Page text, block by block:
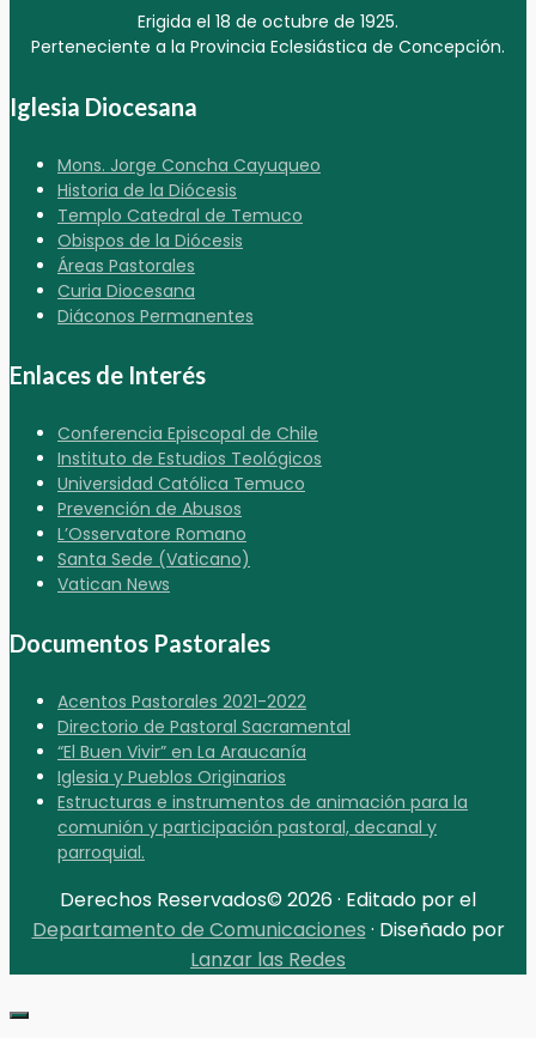
Erigida el 18 de octubre de 1925.
Perteneciente a la Provincia Eclesiástica de Concepción.
Iglesia Diocesana
Mons. Jorge Concha Cayuqueo
Historia de la Diócesis
Templo Catedral de Temuco
Obispos de la Diócesis
Áreas Pastorales
Curia Diocesana
Diáconos Permanentes
Enlaces de Interés
Conferencia Episcopal de Chile
Instituto de Estudios Teológicos
Universidad Católica Temuco
Prevención de Abusos
L’Osservatore Romano
Santa Sede (Vaticano)
Vatican News
Documentos Pastorales
Acentos Pastorales 2021-2022
Directorio de Pastoral Sacramental
“El Buen Vivir” en La Araucanía
Iglesia y Pueblos Originarios
Estructuras e instrumentos de animación para la
comunión y participación pastoral, decanal y
parroquial.
Derechos Reservados© 2026 · Editado por el
Departamento de Comunicaciones · Diseñado por
Lanzar las Redes